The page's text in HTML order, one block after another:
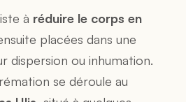
à réduire le corps en
dispersion ou inhumation.